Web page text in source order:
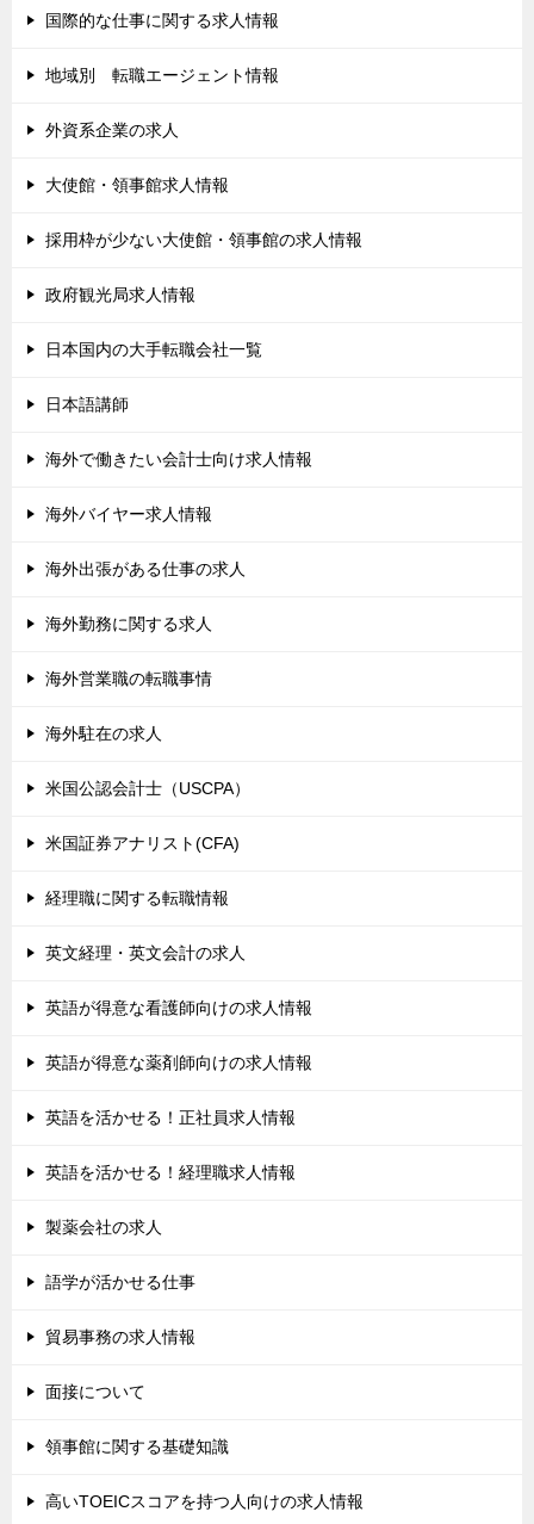
国際的な仕事に関する求人情報
地域別 転職エージェント情報
外資系企業の求人
大使館・領事館求人情報
採用枠が少ない大使館・領事館の求人情報
政府観光局求人情報
日本国内の大手転職会社一覧
日本語講師
海外で働きたい会計士向け求人情報
海外バイヤー求人情報
海外出張がある仕事の求人
海外勤務に関する求人
海外営業職の転職事情
海外駐在の求人
米国公認会計士（USCPA）
米国証券アナリスト(CFA)
経理職に関する転職情報
英文経理・英文会計の求人
英語が得意な看護師向けの求人情報
英語が得意な薬剤師向けの求人情報
英語を活かせる！正社員求人情報
英語を活かせる！経理職求人情報
製薬会社の求人
語学が活かせる仕事
貿易事務の求人情報
面接について
領事館に関する基礎知識
高いTOEICスコアを持つ人向けの求人情報